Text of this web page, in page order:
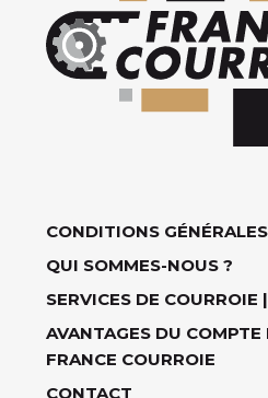
CONDITIONS
QUI SOMMES-NOUS ?
SERVICES DE COURROIE
AVANTAGES DU
FRANCE COURROIE
CONTACT